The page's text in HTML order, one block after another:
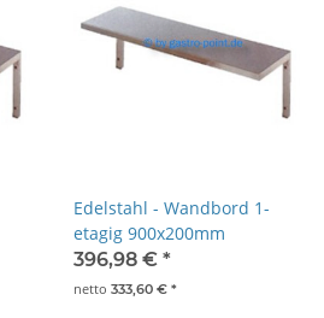
Edelstahl - Wandbord 1-
etagig 900x200mm
396,98 € *
netto 333,60 € *